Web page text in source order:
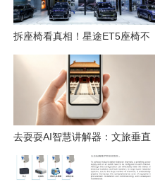
拆座椅看真相！星途ET5座椅不
只是舒适，技术藏满诚意
去耍耍AI智慧讲解器：文旅垂直
赛道的芯片级实践